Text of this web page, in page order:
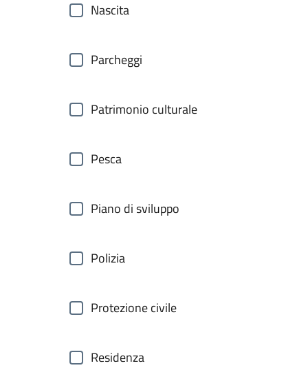
Nascita
Parcheggi
Patrimonio culturale
Pesca
Piano di sviluppo
Polizia
Protezione civile
Residenza